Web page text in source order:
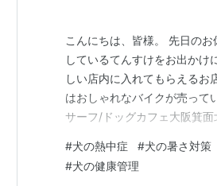
こんにちは、皆様。 先日の
しているてんすけをお出かけ
しい店内に入れてもらえる
はおしゃれなバイクが売っ
サーフ/ドッグカフェ大阪箕
のがだめな子は 厳しそうで
歯磨きジェルなど売ってい…
#犬の熱中症 #犬の暑さ対策
#犬の健康管理